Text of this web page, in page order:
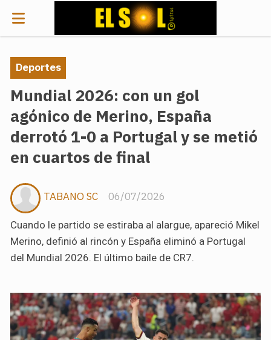
Mundial 2026: con un gol
agónico de Merino, España
derrotó 1-0 a Portugal y se metió
en cuartos de final
Cuando le partido se estiraba al alargue, apareció Mikel
Merino, definió al rincón y España eliminó a Portugal
del Mundial 2026. El último baile de CR7.
Deportes
06/07/2026
TABANO SC